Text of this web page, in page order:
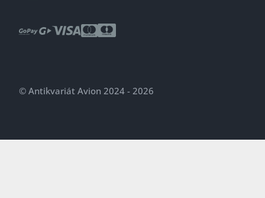
© Antikvariát Avion 2024 - 2026